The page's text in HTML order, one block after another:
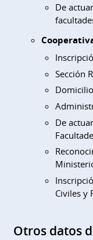
De
Sección
De
Civiles y
Otros datos